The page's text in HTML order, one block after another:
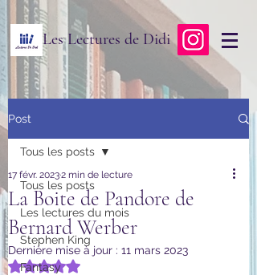
Les Lectures de Didi
Post
Tous les posts
Les lectures du mois
Stephen King
Fantasy
Tous les posts
La Boite de Pandore de
Bernard Werber
17 févr. 20232 min de lecture
Dernière mise à jour : 11 mars 2023
Noté NaN étoiles sur 5.